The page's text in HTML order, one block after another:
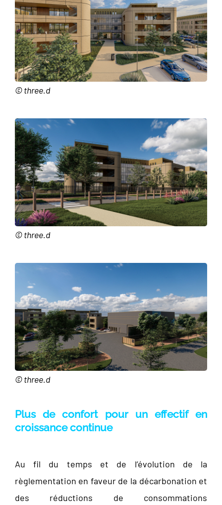
© three.d
© three.d
© three.d
Plus de confort pour un effectif en
croissance continue
Au fil du temps et de l’évolution de la
règlementation en faveur de la décarbonation et
des réductions de consommations